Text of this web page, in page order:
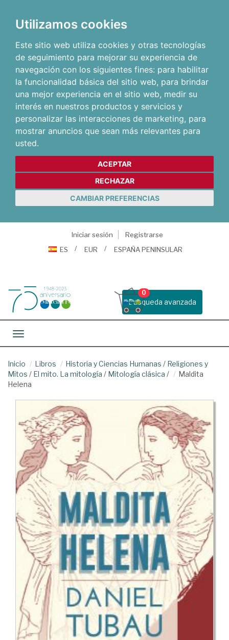
Utilizamos cookies
Este sitio web utiliza cookies y otras tecnologías
de seguimiento para mejorar su experiencia de
navegación con los siguientes fines: para habilitar
la funcionalidad básica del sitio web, para brindar
una mejor experiencia en el sitio web, medir su
interés en nuestros productos y servicios y
personalizar las interacciones de marketing, para
mostrar anuncios que sean más relevantes para
usted.
ACEPTAR
RECHAZAR
CAMBIAR PREFERENCIAS
Iniciar sesión
Registrarse
ES
EUR ESPAÑA PENINSULAR
Busqueda avanzada
0
Toggle navigation
Inicio Libros Historia y Ciencias Humanas / Religiones y
Mitos / El mito. La mitología / Mitología clásica /
Maldita
Helena